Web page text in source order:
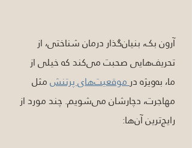
آرون بک، بنیان‌گذار درمان شناختی، از
تحریف‌هایی صحبت می‌کند که خیلی از
ما، به‌ویژه در
موقعیت‌های پرتنش
مثل
مهاجرت، دچارشان می‌شویم. چند مورد از
رایج‌ترین آن‌ها: